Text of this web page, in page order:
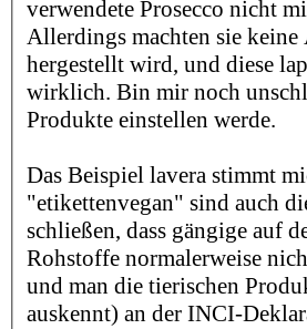
verwendete Prosecco nicht
Allerdings machten sie keine
hergestellt wird, und diese
wirklich. Bin mir noch
Produkte einstellen werde.
Das Beispiel lavera stimmt
"etikettenvegan" sind auch
schließen, dass gängige auf
Rohstoffe normalerweise
und man die tierischen
auskennt) an der INCI-